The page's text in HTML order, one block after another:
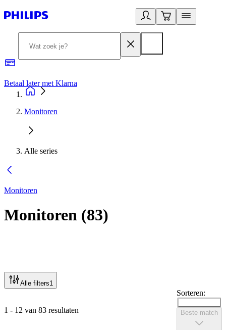
Betaal later met Klarna
Monitoren
Alle series
Monitoren
Monitoren (83)
Alle filters1
1 - 12 van 83 resultaten
Sorteren:
Beste match